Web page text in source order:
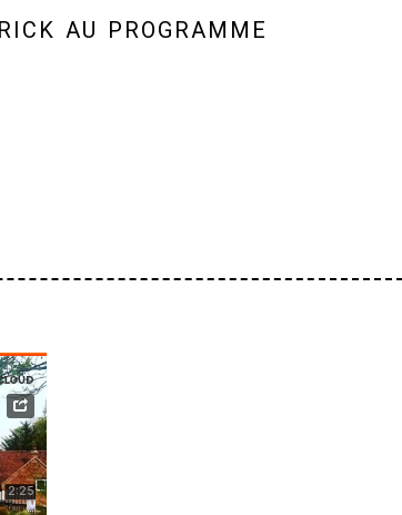
au programme